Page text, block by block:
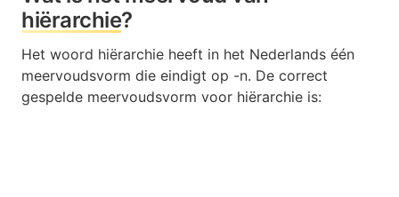
hiërarchie?
Het woord hiërarchie heeft in het Nederlands één
meervoudsvorm die eindigt op -n. De correct
gespelde meervoudsvorm voor hiërarchie is: